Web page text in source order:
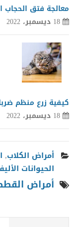
معالجة فتق الحجاب
18 ديسمبر، 2022
كيفية زرع منظم
18 ديسمبر، 2022
أمراض الكلاب,
الحيوانات
أمراض